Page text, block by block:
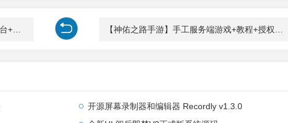
【逆苍穹手游】服务端+视频教程+运营后台+物品授权后台[安卓+IOS双端][ 【神佑之路手游】手工服务端游戏+教程+授权物品后台+安卓+IOS双端
开源屏幕录制器和编辑器 Recordly v1.3.0